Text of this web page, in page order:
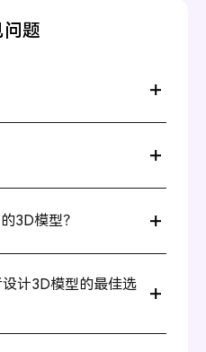
问题
查看，并上传图片使其更加
在这里创建像盒子、T恤、
景和其他设置，以满足您的
载您的3D模型，包括
及可以分享的链接。
3D模型？
、手提袋、咖啡杯等热门
选择这些模型，并进行专业
计3D模型的最佳选